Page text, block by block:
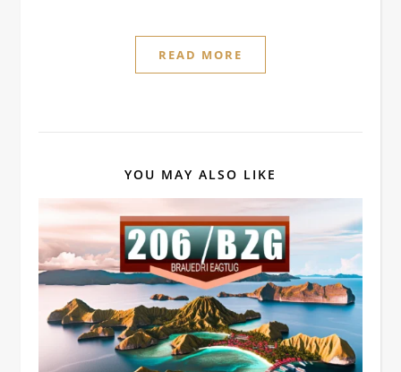
READ MORE
YOU MAY ALSO LIKE